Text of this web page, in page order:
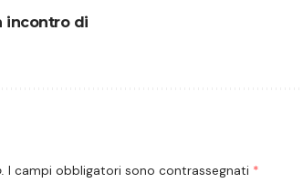
incontro di
I campi obbligatori sono contrassegnati *